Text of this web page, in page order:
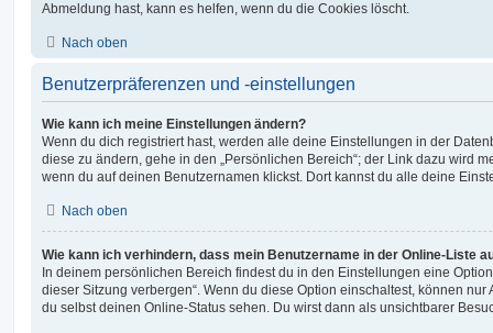
Abmeldung hast, kann es helfen, wenn du die Cookies löscht.
Nach oben
Benutzerpräferenzen und -einstellungen
Wie kann ich meine Einstellungen ändern?
Wenn du dich registriert hast, werden alle deine Einstellungen in der
diese zu ändern, gehe in den „Persönlichen Bereich“; der Link dazu wird
wenn du auf deinen Benutzernamen klickst. Dort kannst du alle deine
Nach oben
Wie kann ich verhindern, dass mein Benutzername in der Online-Liste
In deinem persönlichen Bereich findest du in den Einstellungen eine
dieser Sitzung verbergen“. Wenn du diese Option einschaltest, können
du selbst deinen Online-Status sehen. Du wirst dann als unsichtbarer